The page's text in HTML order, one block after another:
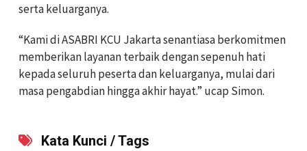
serta keluarganya.
“Kami di ASABRI KCU Jakarta senantiasa berkomitmen
memberikan layanan terbaik dengan sepenuh hati
kepada seluruh peserta dan keluarganya, mulai dari
masa pengabdian hingga akhir hayat.” ucap Simon.
Kata Kunci / Tags